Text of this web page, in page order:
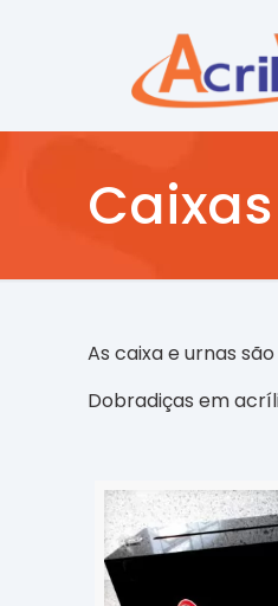
As caixa e urnas
Dobradiças em